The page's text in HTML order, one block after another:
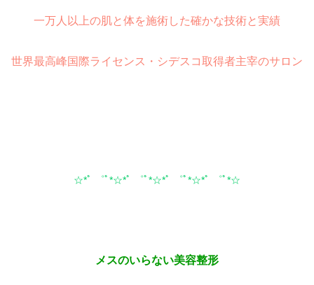
一万人以上の肌と体を施術した確かな技術と実績
世界最高峰国際ライセンス・シデスコ取得者主宰のサロン
☆*ﾟ ゜ﾟ*☆*ﾟ ゜ﾟ*☆*ﾟ ゜ﾟ*☆*ﾟ ゜ﾟ*☆
メスのいらない美容整形